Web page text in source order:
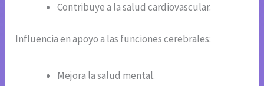
Contribuye a la salud cardiovascular.
Influencia en apoyo a las funciones cerebrales:
Mejora la salud mental.